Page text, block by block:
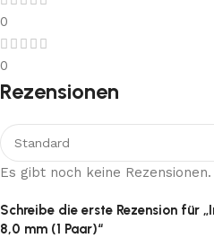
0
0
Rezensionen
Es gibt noch keine Rezensionen.
Schreibe die erste Rezension für
8,0 mm (1 Paar)“